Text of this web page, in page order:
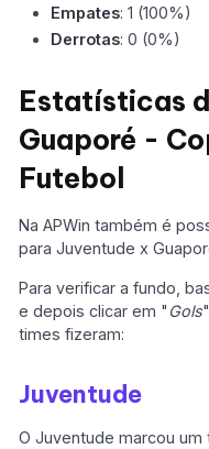
Empates: 1 (100%)
Derrotas: 0 (0%)
Estatísticas
Guaporé -
Futebol
Na APWin também é
para Juventude x
Para verificar a fundo,
e depois clicar em " Gols
times fizeram:
Juventude
O Juventude marcou um